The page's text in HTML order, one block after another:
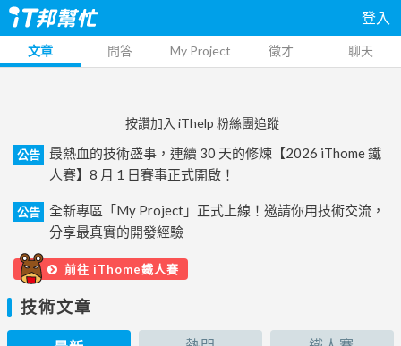
登入
文章 問答 My Project 徵才 聊天
按讚加入 iThelp 粉絲團追蹤
公告
最熱血的技術盛事，連續 30 天的修煉【2026 iThome 鐵
人賽】8 月 1 日賽事正式開啟！
公告
全新專區「My Project」正式上線！邀請你用技術交流，
分享最真實的開發經驗
前往 iThome鐵人賽
技術文章